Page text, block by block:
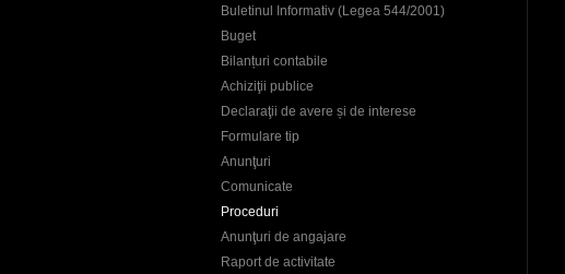
Buletinul Informativ (Legea 544/2001)
Buget
Bilanțuri contabile
Achiziţii publice
Declaraţii de avere și de interese
Formulare tip
Anunţuri
Comunicate
Proceduri
Anunţuri de angajare
Raport de activitate